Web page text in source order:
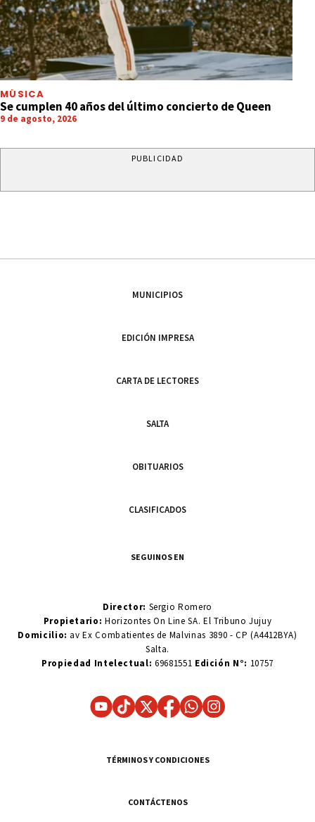
MÚSICA
Se cumplen 40 años del último concierto de Queen
9 de agosto, 2026
PUBLICIDAD
MUNICIPIOS
EDICIÓN IMPRESA
CARTA DE LECTORES
SALTA
OBITUARIOS
CLASIFICADOS
SEGUINOS EN
Director: Sergio Romero
Propietario:Horizontes On Line SA. El Tribuno Jujuy
Domicilio: av Ex Combatientes de Malvinas 3890 - CP (A4412BYA)
Salta.
Propiedad Intelectual: 69681551 Edición N°: 10757
TÉRMINOS Y CONDICIONES
CONTÁCTENOS